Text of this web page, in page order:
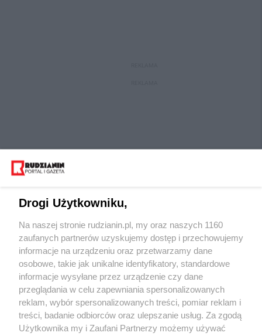
Wydawca mediów lokalnych
Nie zapomnij
zapoznać się z:
polityką prywatności regulamin korzystania z portali
Twojemiasto Skontaktuj sięz nami
Drogi Użytkowniku,
Na naszej stronie rudzianin.pl, my oraz naszych 1160
zaufanych partnerów uzyskujemy dostęp i przechowujemy
informacje na urządzeniu oraz przetwarzamy dane
osobowe, takie jak unikalne identyfikatory, standardowe
informacje wysyłane przez urządzenie czy dane
przeglądania w celu zapewniania spersonalizowanych
reklam, wybór spersonalizowanych treści, pomiar reklam i
treści, badanie odbiorców oraz ulepszanie usług. Za zgodą
Użytkownika my i Zaufani Partnerzy możemy używać